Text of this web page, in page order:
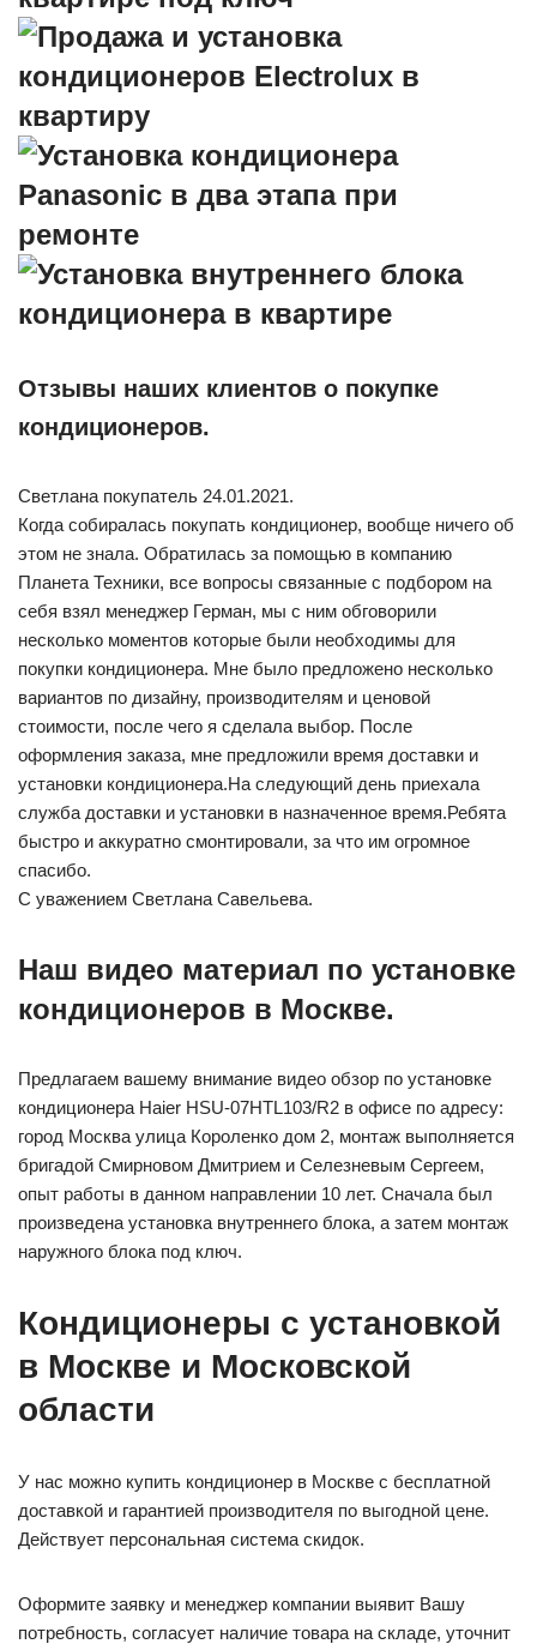
Отзывы наших клиентов о покупке
кондиционеров.
Светлана покупатель 24.01.2021.
Когда собиралась покупать кондиционер, вообще ничего об
этом не знала. Обратилась за помощью в компанию
Планета Техники, все вопросы связанные с подбором на
себя взял менеджер Герман, мы с ним обговорили
несколько моментов которые были необходимы для
покупки кондиционера. Мне было предложено несколько
вариантов по дизайну, производителям и ценовой
стоимости, после чего я сделала выбор. После
оформления заказа, мне предложили время доставки и
установки кондиционера.На следующий день приехала
служба доставки и установки в назначенное время.Ребята
быстро и аккуратно смонтировали, за что им огромное
спасибо.
С уважением Светлана Савельева.
Наш видео материал по установке
кондиционеров в Москве.
Предлагаем вашему внимание видео обзор по установке
кондиционера Haier HSU-07HTL103/R2 в офисе по адресу:
город Москва улица Короленко дом 2, монтаж выполняется
бригадой Смирновом Дмитрием и Селезневым Сергеем,
опыт работы в данном направлении 10 лет. Сначала был
произведена установка внутреннего блока, а затем монтаж
наружного блока под ключ.
Кондиционеры с установкой
в Москве и Московской
области
У нас можно купить кондиционер в Москве с бесплатной
доставкой и гарантией производителя по выгодной цене.
Действует персональная система скидок.
Оформите заявку и менеджер компании выявит Вашу
потребность, согласует наличие товара на складе, уточнит